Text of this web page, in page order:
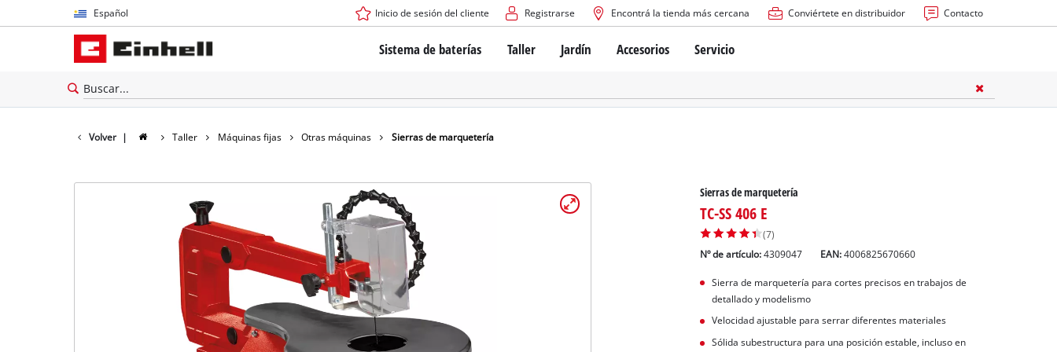
Español
Español
English
Inicio de sesión del cliente Registrarse Encontrá la tienda más cercana Conviértete en distribuidor Contacto
Sistema de baterías
El sistema de baterías Power X-Change
Sobre Einhell PROFESSIONAL
Todos los dispositivos PROFESSIONAL
Herramientas eléctricas PROFESSIONAL
Herramientas de jardín PROFESSIONAL
Taller
Atornilladores inalámbricos
Taladros de columna
Routers para madera
Jardín
Cortadoras de césped a batería
Cortadoras de césped manuales
Accesorios Servicio
Volver | Taller Máquinas fijas Otras máquinas Sierras de marquetería
Sierras de marquetería
TC-SS 406 E
(7)
Nº de artículo: 4309047 EAN:4006825670660
Sierra de marquetería para cortes precisos en trabajos de
detallado y modelismo
Velocidad ajustable para serrar diferentes materiales
Sólida subestructura para una posición estable, incluso en